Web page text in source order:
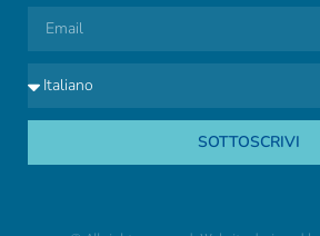
SOTTOSCRIVI